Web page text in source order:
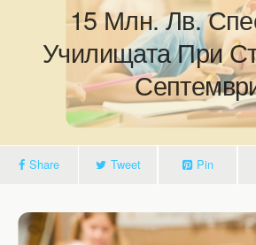
15 Млн. Лв.
Училищата При
Share Tweet Pin